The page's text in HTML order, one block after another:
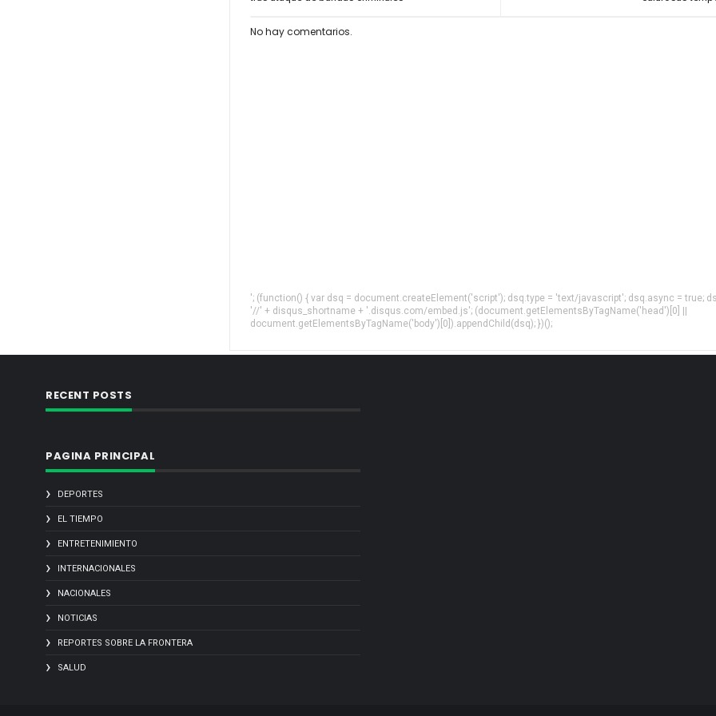
No hay comentarios.
'; (function() { var dsq = document.createElement('script'); dsq.type = 'text/javascript'; dsq.async = true;
'//' + disqus_shortname + '.disqus.com/embed.js'; (document.getElementsByTagName('head')[0] ||
document.getElementsByTagName('body')[0]).appendChild(dsq); })();
RECENT POSTS
PAGINA PRINCIPAL
DEPORTES
EL TIEMPO
ENTRETENIMIENTO
INTERNACIONALES
NACIONALES
NOTICIAS
REPORTES SOBRE LA FRONTERA
SALUD